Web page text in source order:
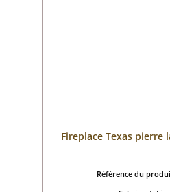
Fireplace Texas pierre
Référence du